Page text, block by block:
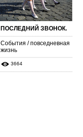
ПОСЛЕДНИЙ ЗВОНОК.
События / повседневная
жизнь
3664